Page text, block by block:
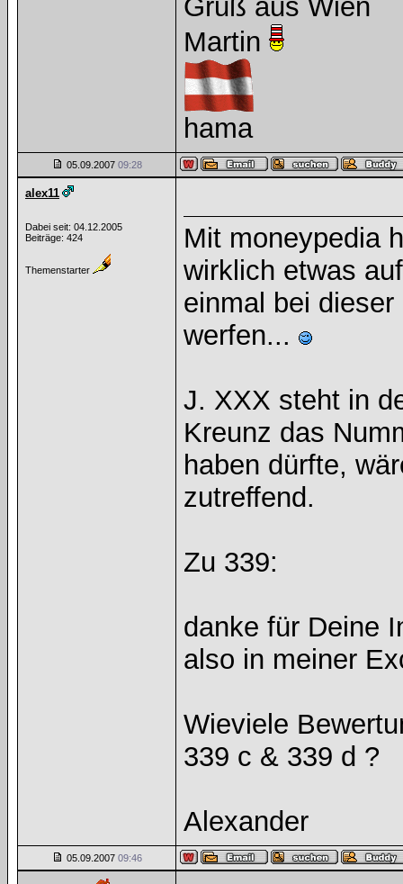
Gruß aus Wien
Martin
hama
05.09.2007 09:28
alex11
Dabei seit: 04.12.2005
Beiträge: 424
Themenstarter
Mit moneypedia
wirklich etwas
einmal bei
werfen...
J. XXX steht in
Kreunz das
haben dürfte,
zutreffend.
Zu 339:
danke für Deine
also in meiner
Wieviele
339 c & 339 d ?
Alexander
05.09.2007 09:46